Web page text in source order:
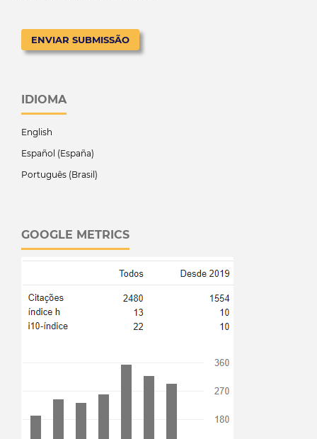
ENVIAR SUBMISSÃO
IDIOMA
English
Español (España)
Português (Brasil)
GOOGLE METRICS